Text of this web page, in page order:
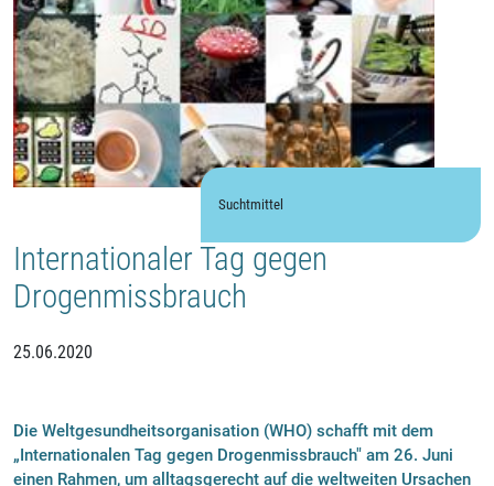
Suchtmittel
Internationaler Tag gegen
Drogenmissbrauch
25.06.2020
Die Weltgesundheitsorganisation (WHO) schafft mit dem
„Internationalen Tag gegen Drogenmissbrauch" am 26. Juni
einen Rahmen, um alltagsgerecht auf die weltweiten Ursachen